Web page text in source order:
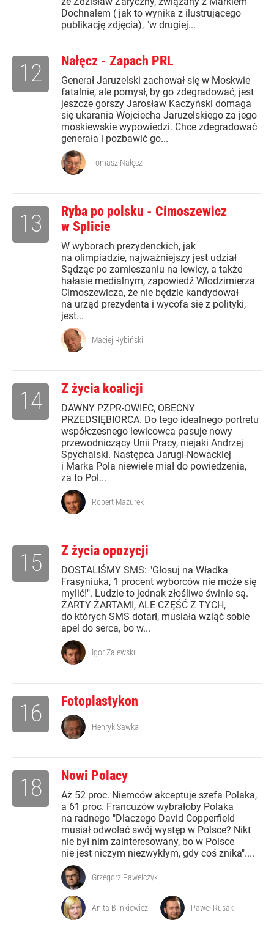
Dochnalem ( jak to wynika z ilustrującego
publikację zdjęcia), "w drugiej...
Nałęcz - Zapach PRL
Generał Jaruzelski zachował się w Moskwie
fatalnie, ale pomysł, by go zdegradować, jest
jeszcze gorszy Jarosław Kaczyński domaga
się ukarania Wojciecha Jaruzelskiego za jego
moskiewskie wypowiedzi. Chce zdegradować
generała i pozbawić go...
12
Tomasz Nałęcz
Ryba po polsku - Cimoszewicz
w Splicie
W wyborach prezydenckich, jak
na olimpiadzie, najważniejszy jest udział
Sądząc po zamieszaniu na lewicy, a także
hałasie medialnym, zapowiedź Włodzimierza
Cimoszewicza, że nie będzie kandydował
na urząd prezydenta i wycofa się z polityki,
jest...
13
Maciej Rybiński
Z życia koalicji
DAWNY PZPR-OWIEC, OBECNY
PRZEDSIĘBIORCA. Do tego idealnego portretu
współczesnego lewicowca pasuje nowy
przewodniczący Unii Pracy, niejaki Andrzej
Spychalski. Następca Jarugi-Nowackiej
i Marka Pola niewiele miał do powiedzenia,
za to Pol...
14
Robert Mazurek
Z życia opozycji
DOSTALIŚMY SMS: "Głosuj na Władka
Frasyniuka, 1 procent wyborców nie może się
mylić!". Ludzie to jednak złośliwe świnie są.
ŻARTY ŻARTAMI, ALE CZĘŚĆ Z TYCH,
do których SMS dotarł, musiała wziąć sobie
apel do serca, bo w...
15
Igor Zalewski
Fotoplastykon
16 Henryk Sawka
Nowi Polacy
Aż 52 proc. Niemców akceptuje szefa Polaka,
a 61 proc. Francuzów wybrałoby Polaka
na radnego "Dlaczego David Copperfield
musiał odwołać swój występ w Polsce? Nikt
nie był nim zainteresowany, bo w Polsce
nie jest niczym niezwykłym, gdy coś znika"....
18
Grzegorz Pawelczyk
Anita Blinkiewicz Paweł Rusak